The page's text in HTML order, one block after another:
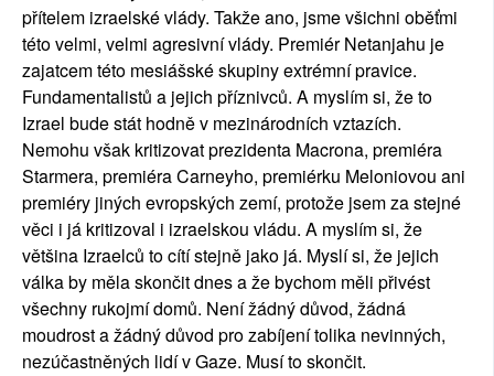
přítelem izraelské vlády. Takže ano, jsme všichni oběťmi
této velmi, velmi agresivní vlády. Premiér Netanjahu je
zajatcem této mesiášské skupiny extrémní pravice.
Fundamentalistů a jejich příznivců. A myslím si, že to
Izrael bude stát hodně v mezinárodních vztazích.
Nemohu však kritizovat prezidenta Macrona, premiéra
Starmera, premiéra Carneyho, premiérku Meloniovou ani
premiéry jiných evropských zemí, protože jsem za stejné
věci i já kritizoval i izraelskou vládu. A myslím si, že
většina Izraelců to cítí stejně jako já. Myslí si, že jejich
válka by měla skončit dnes a že bychom měli přivést
všechny rukojmí domů. Není žádný důvod, žádná
moudrost a žádný důvod pro zabíjení tolika nevinných,
nezúčastněných lidí v Gaze. Musí to skončit.